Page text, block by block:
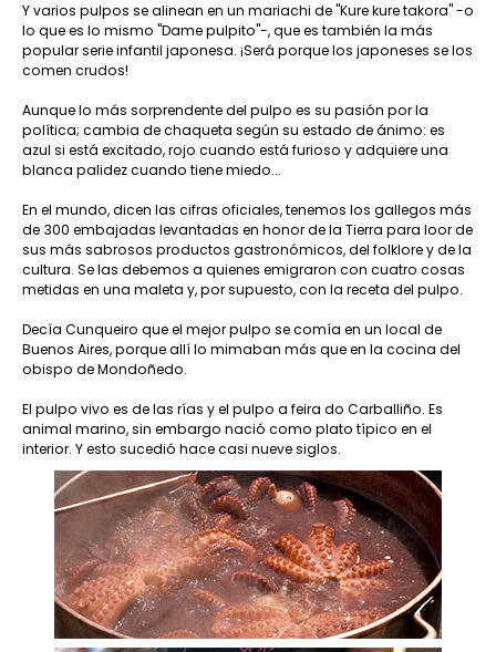
Y varios pulpos se alinean en un mariachi de "Kure kure takora" -o
lo que es lo mismo "Dame pulpito"-, que es también la más
popular serie infantil japonesa. ¡Será porque los japoneses se los
comen crudos!
Aunque lo más sorprendente del pulpo es su pasión por la
política; cambia de chaqueta según su estado de ánimo: es
azul si está excitado, rojo cuando está furioso y adquiere una
blanca palidez cuando tiene miedo...
En el mundo, dicen las cifras oficiales, tenemos los gallegos más
de 300 embajadas levantadas en honor de la Tierra para loor de
sus más sabrosos productos gastronómicos, del folklore y de la
cultura. Se las debemos a quienes emigraron con cuatro cosas
metidas en una maleta y, por supuesto, con la receta del pulpo.
Decía Cunqueiro que el mejor pulpo se comía en un local de
Buenos Aires, porque allí lo mimaban más que en la cocina del
obispo de Mondoñedo.
El pulpo vivo es de las rías y el pulpo a feira do Carballiño. Es
animal marino, sin embargo nació como plato típico en el
interior. Y esto sucedió hace casi nueve siglos.